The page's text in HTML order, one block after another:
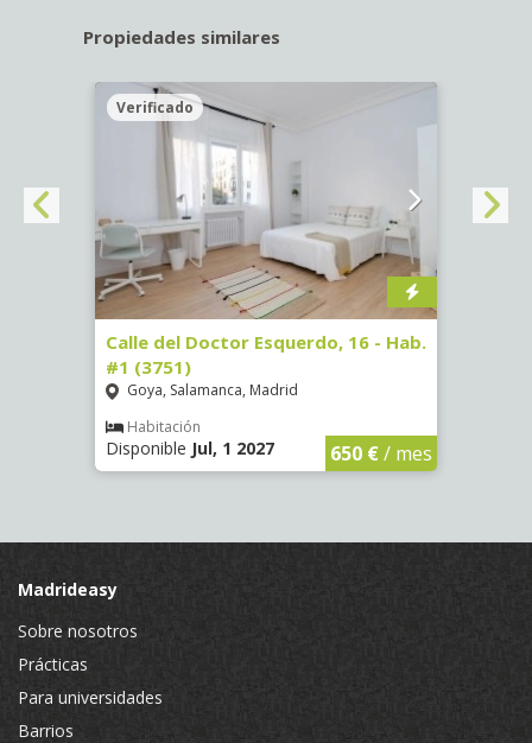
Propiedades similares
Verificado
Calle del Doctor Esquerdo, 16 - Hab.
#1 (3751)
Goya, Salamanca, Madrid
Habitación
Disponible Jul, 1 2027 650 €/ mes
Madrideasy
Sobre nosotros
Prácticas
Para universidades
Barrios